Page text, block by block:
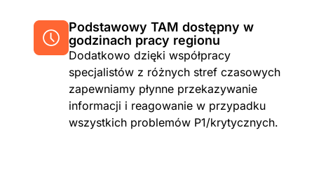
Podstawowy TAM dostępny w
godzinach pracy regionu
Dodatkowo dzięki współpracy
specjalistów z różnych stref czasowych
zapewniamy płynne przekazywanie
informacji i reagowanie w przypadku
wszystkich problemów P1/krytycznych.